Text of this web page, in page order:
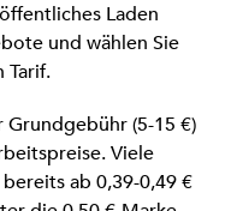
Laden
und wählen Sie
Tarif.
(5-15 €)
Viele
ab 0,39-0,49 €